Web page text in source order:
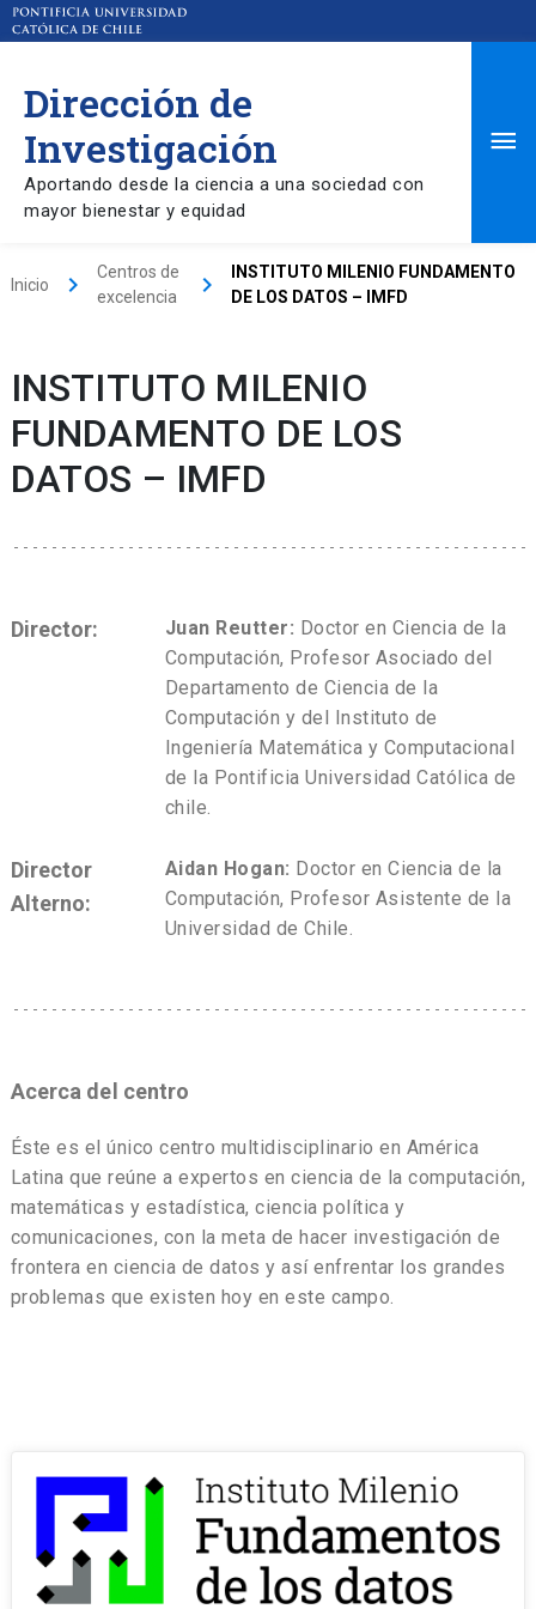
Dirección de
Investigación
Aportando desde la ciencia a una sociedad con
mayor bienestar y equidad
Inicio keyboard_arrow_right
Centros de
excelencia
keyboard_arrow_right
INSTITUTO MILENIO FUNDAMENTO
DE LOS DATOS – IMFD
INSTITUTO MILENIO
FUNDAMENTO DE LOS
DATOS – IMFD
Director: Juan Reutter: Doctor en Ciencia de la
Computación, Profesor Asociado del
Departamento de Ciencia de la
Computación y del Instituto de
Ingeniería Matemática y Computacional
de la Pontificia Universidad Católica de
chile.
Director
Alterno:
Aidan Hogan: Doctor en Ciencia de la
Computación, Profesor Asistente de la
Universidad de Chile.
Acerca del centro
Éste es el único centro multidisciplinario en América
Latina que reúne a expertos en ciencia de la computación,
matemáticas y estadística, ciencia política y
comunicaciones, con la meta de hacer investigación de
frontera en ciencia de datos y así enfrentar los grandes
problemas que existen hoy en este campo.